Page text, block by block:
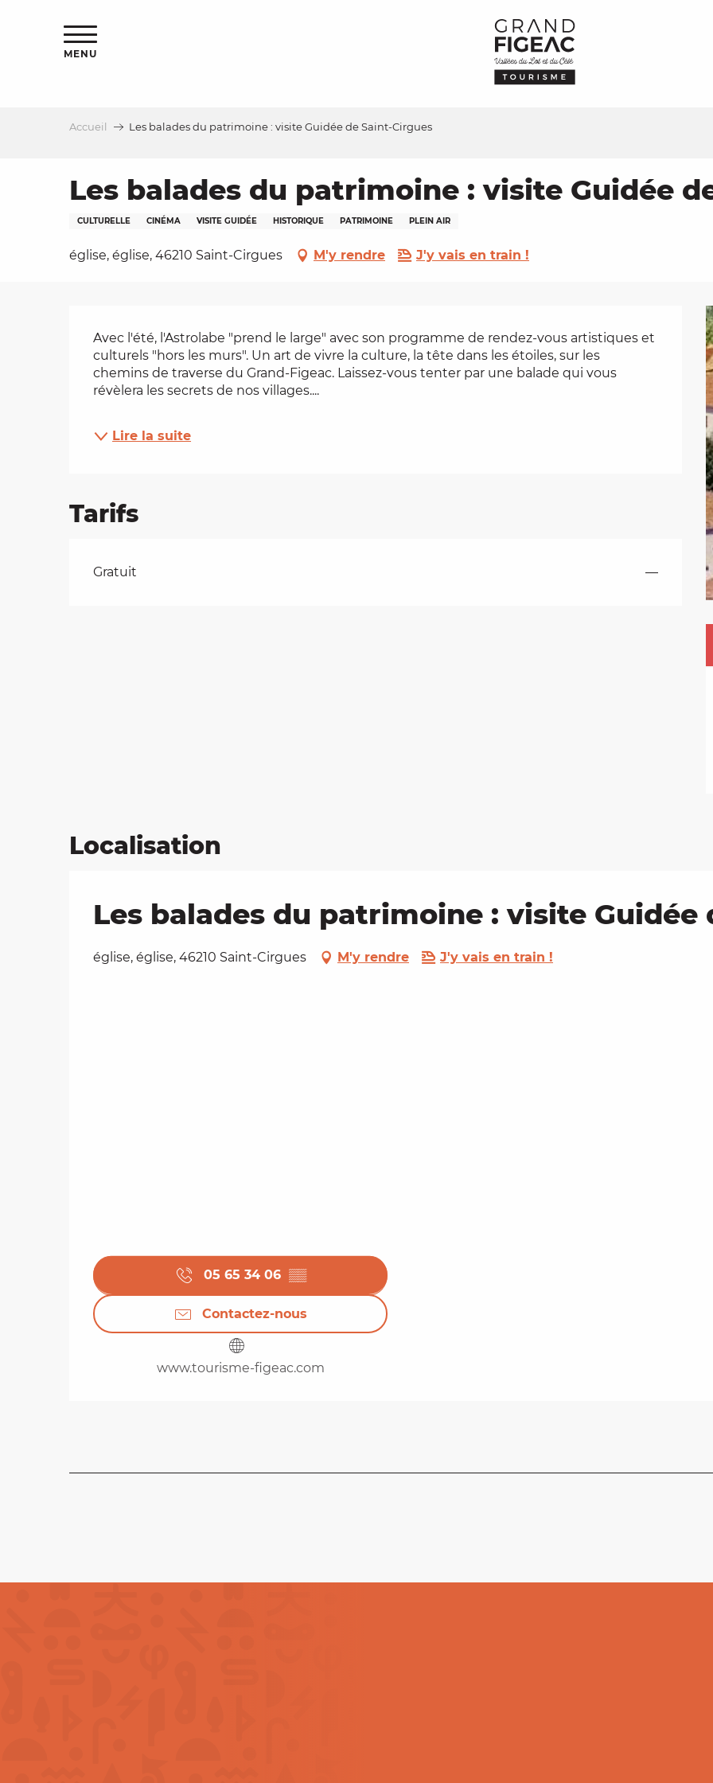
MENU
Accueil Les balades du patrimoine : visite Guidée de Saint-Cirgues
Les balades du patrimoine : visite Guidée
CULTURELLE CINÉMA VISITE GUIDÉE HISTORIQUE PATRIMOINE PLEIN AIR
église, église, 46210 Saint-Cirgues M'y rendre J'y vais en train !
Description
Avec l'été, l'Astrolabe "prend le large" avec son programme de rendez-vous artistiques et
culturels "hors les murs". Un art de vivre la culture, la tête dans les étoiles, sur les
chemins de traverse du Grand-Figeac. Laissez-vous tenter par une balade qui vous
révèlera les secrets de nos villages....
Lire la suite
Tarifs
Tarifs 2026
Gratuit —
Localisation
Les balades du patrimoine : visite Guidée
église, église, 46210 Saint-Cirgues M'y rendre J'y vais en train !
05 65 34 06 ▒▒
Contactez-nous
www.tourisme-figeac.com